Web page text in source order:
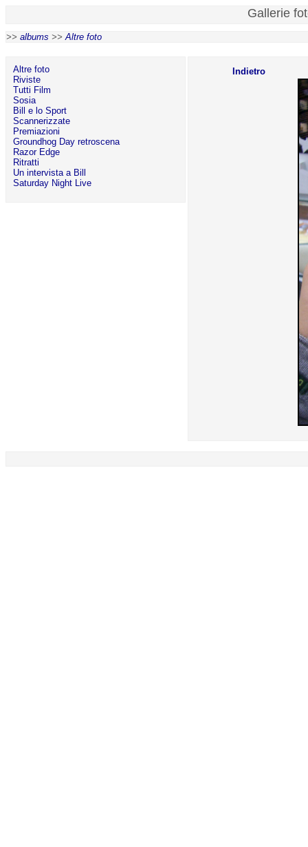
Gallerie
>> albums >>Altre foto
Altre foto
Riviste
Tutti Film
Sosia
Bill e lo Sport
Scannerizzate
Premiazioni
Groundhog Day retroscena
Razor Edge
Ritratti
Un intervista a Bill
Saturday Night Live
Indietro